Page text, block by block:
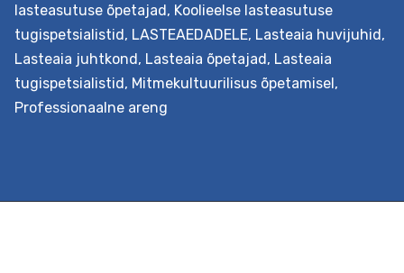
lasteasutuse õpetajad, Koolieelse lasteasutuse
tugispetsialistid, LASTEAEDADELE, Lasteaia huvijuhid,
Lasteaia juhtkond, Lasteaia õpetajad, Lasteaia
tugispetsialistid, Mitmekultuurilisus õpetamisel,
Professionaalne areng